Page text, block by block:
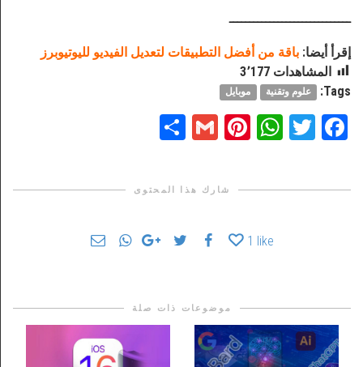
ــــــــــــــــــــــــــــــ
إقرأ أيضا: باقة من أفضل التطبيقات لتعديل الفيديو لليوتيوبرز
المشاهدات 3٬177
Tags:
علوم وتقنية موبايل
Facebook
Twitter
WhatsApp
Pinterest
Gmail
شارك هذا المحتوى
1 like
موضوعات ذات صلة